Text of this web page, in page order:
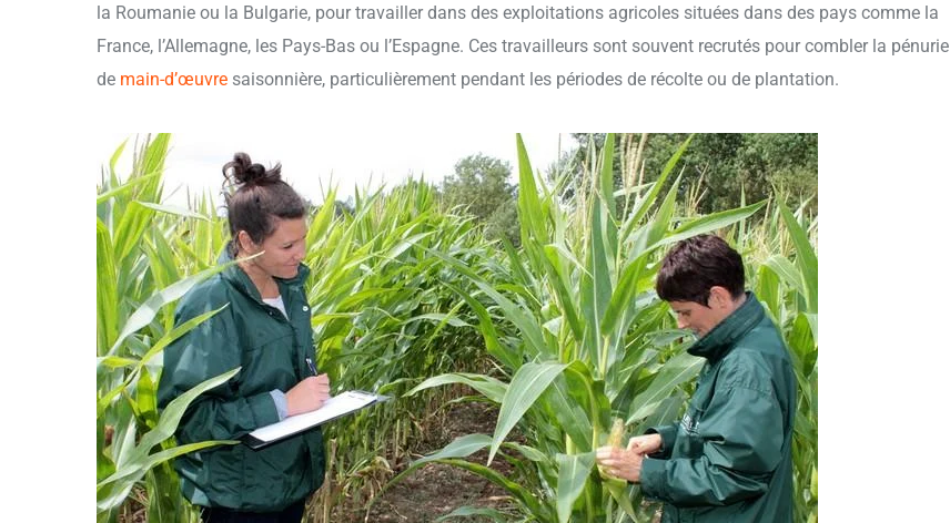
la Roumanie ou la Bulgarie, pour travailler dans des exploitations agricoles situées dans des pays comme la
France, l’Allemagne, les Pays-Bas ou l’Espagne. Ces travailleurs sont souvent recrutés pour combler la pénurie
de main-d’œuvre saisonnière, particulièrement pendant les périodes de récolte ou de plantation.